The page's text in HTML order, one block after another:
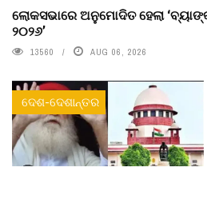
ଲୋକସଭାରେ ଅନୁମୋଦିତ ହେଲା
୨୦୨୬’
13560 AUG 06, 2026
ଦେଶ-ଦେଶାନ୍ତର